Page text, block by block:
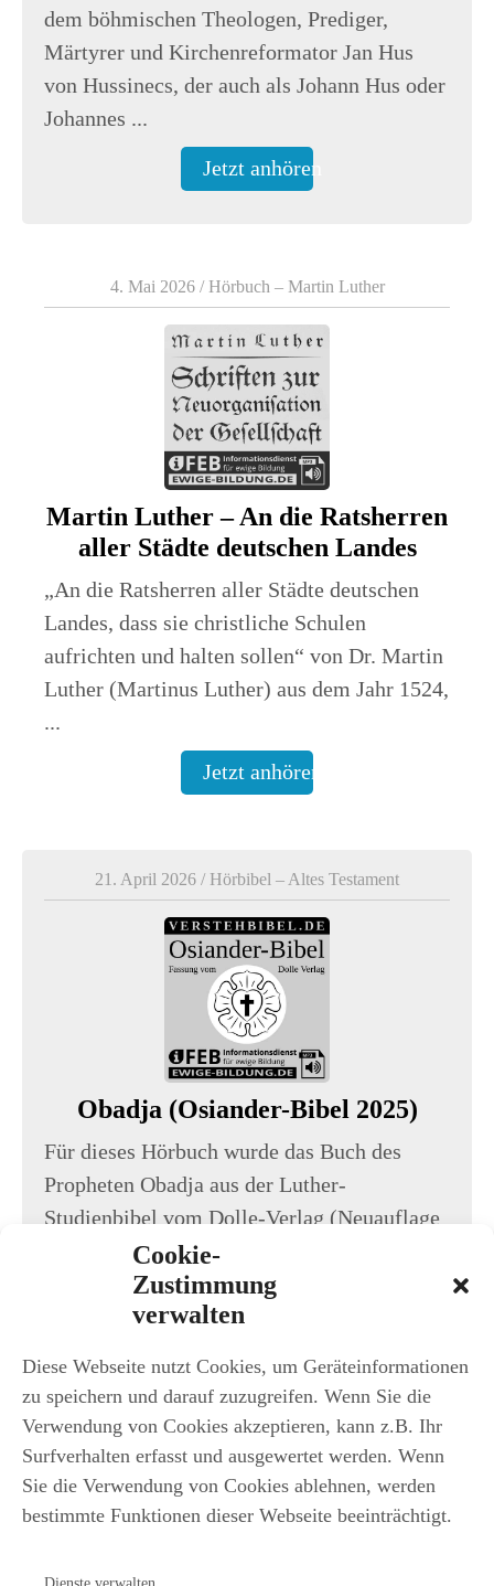
Cookie-
Zustimmung
verwalten
Diese Webseite nutzt Cookies, um Geräteinformationen
zu speichern und darauf zuzugreifen. Wenn Sie die
Verwendung von Cookies akzeptieren, kann z.B. Ihr
Surfverhalten erfasst und ausgewertet werden. Wenn
Sie die Verwendung von Cookies ablehnen, werden
bestimmte Funktionen dieser Webseite beeinträchtigt.
dem böhmischen Theologen, Prediger,
Märtyrer und Kirchenreformator Jan Hus
von Hussinecs, der auch als Johann Hus oder
Johannes ...
Jetzt anhören
Martin Luther – An die Ratsherren
aller Städte deutschen Landes
„An die Ratsherren aller Städte deutschen
Landes, dass sie christliche Schulen
aufrichten und halten sollen“ von Dr. Martin
Luther (Martinus Luther) aus dem Jahr 1524,
...
Jetzt anhören
4. Mai 2026/Hörbuch – Martin Luther
Obadja (Osiander-Bibel 2025)
Für dieses Hörbuch wurde das Buch des
Propheten Obadja aus der Luther-
Studienbibel vom Dolle-Verlag (Neuauflage
von 2025) eingelesen. Ursprünglich erschien
diese Studienbibel im Jahr 1630 ...
21. April 2026 / Hörbibel – Altes Testament
iFEB